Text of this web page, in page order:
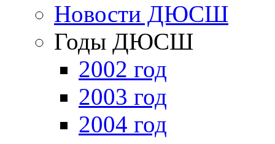
Новости ДЮСШ
Годы ДЮСШ
2002 год
2003 год
2004 год